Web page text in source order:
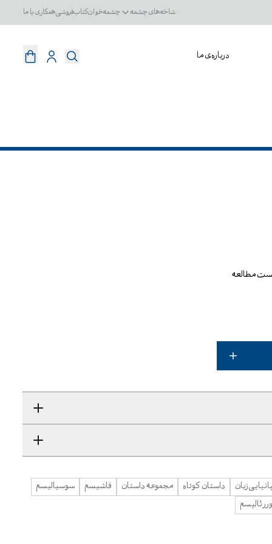
شاخه‌های چشمه چشمه‌خوانکتاب‌فروشیهمکاری با ما
درباره‌ی ما
مطالعه
داستان کوتاه مجموعه داستان فاشیسم
سوسیالیسم